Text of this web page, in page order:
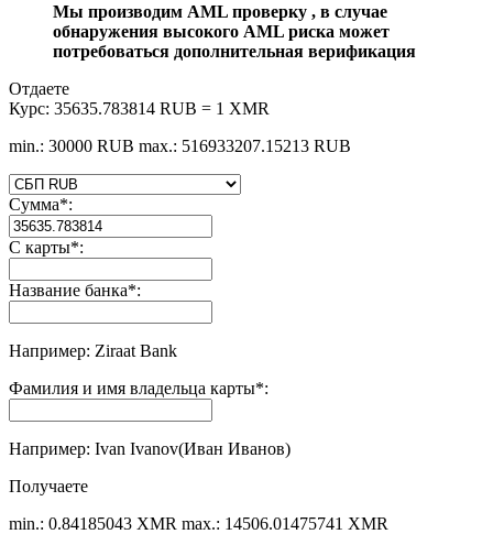
Мы производим AML проверку , в случае
обнаружения высокого AML риска может
потребоваться дополнительная верификация
Отдаете
Курс: 35635.783814 RUB = 1 XMR
min.: 30000 RUB max.: 516933207.15213 RUB
Сумма*:
С карты*:
Название банка*:
Например: Ziraat Bank
Фамилия и имя владельца карты*:
Например: Ivan Ivanov(Иван Иванов)
Получаете
min.: 0.84185043 XMR max.: 14506.01475741 XMR